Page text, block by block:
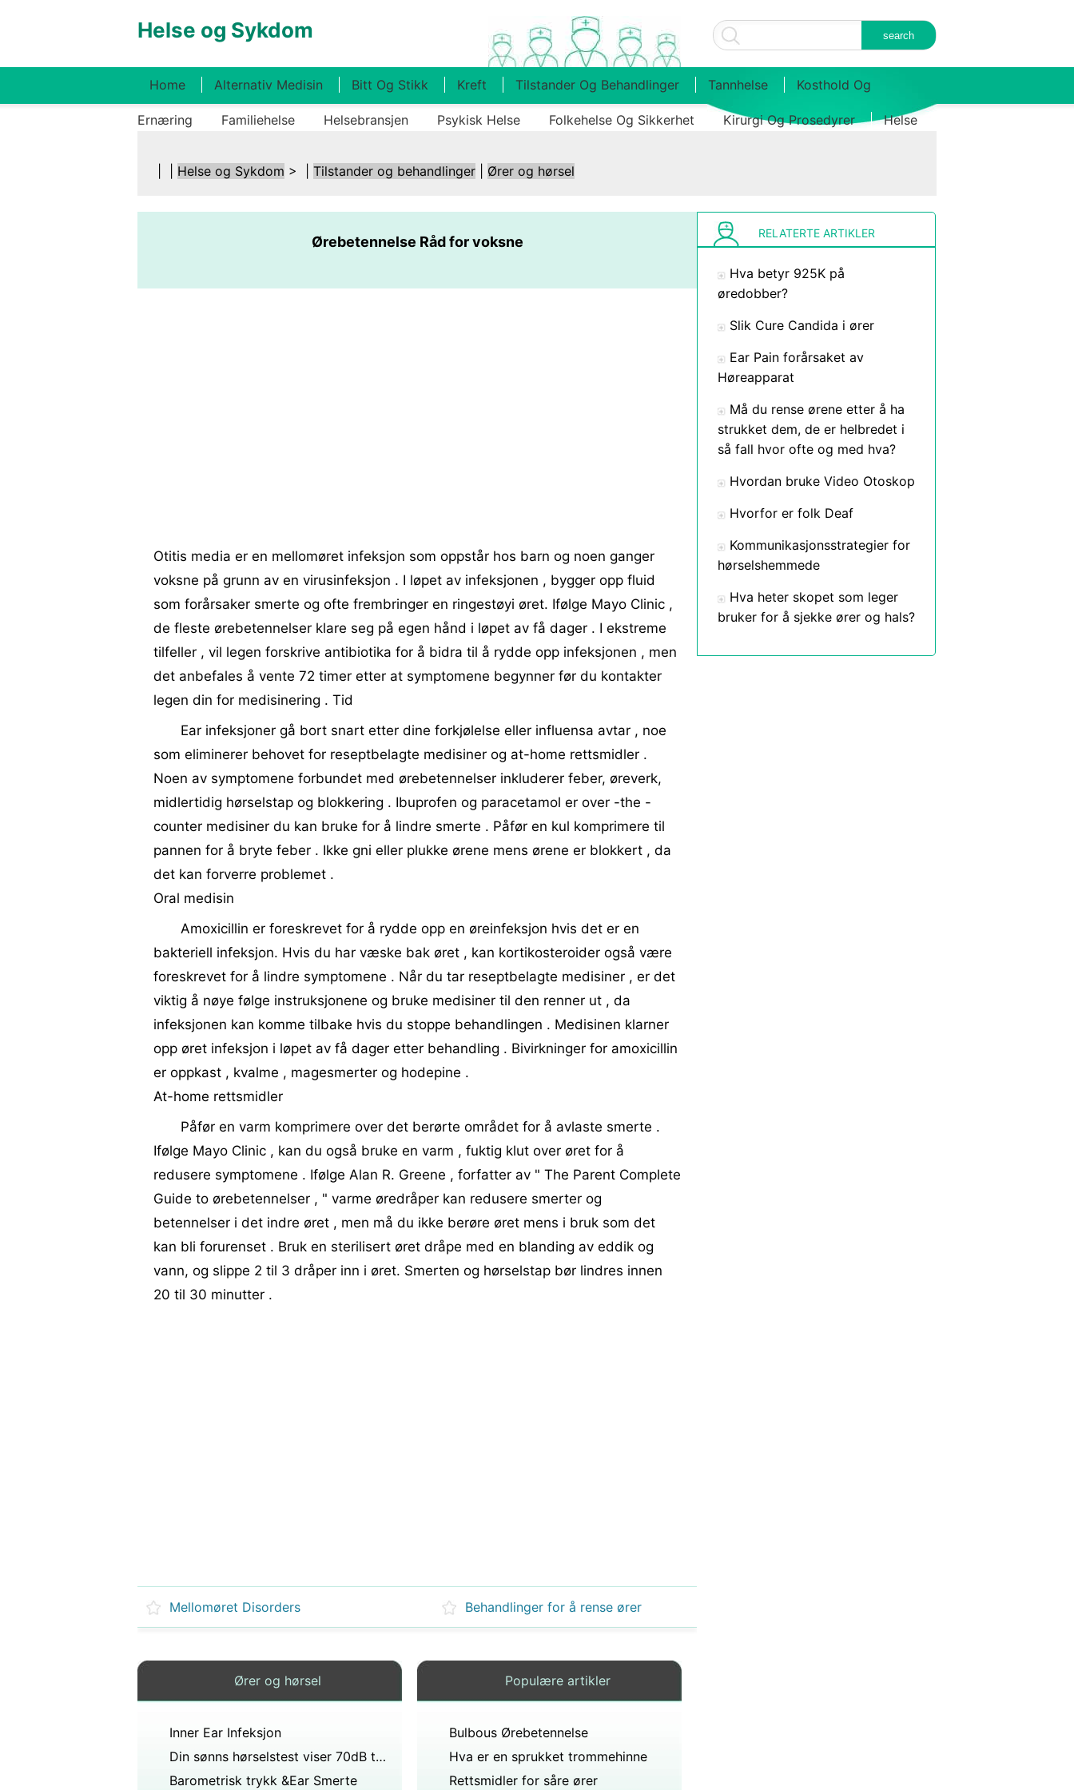
Helse og Sykdom
Home Alternativ Medisin Bitt Og Stikk Kreft Tilstander Og Behandlinger Tannhelse Kosthold Og
Ernæring Familiehelse Helsebransjen Psykisk Helse Folkehelse Og Sikkerhet Kirurgi Og Prosedyrer Helse
Helse og Sykdom > | Tilstander og behandlinger Ører og hørsel
Ørebetennelse Råd for voksne
Otitis media er en mellomøret infeksjon som oppstår hos barn og noen ganger
voksne på grunn av en virusinfeksjon . I løpet av infeksjonen , bygger opp fluid
som forårsaker smerte og ofte frembringer en ringestøyi øret. Ifølge Mayo Clinic ,
de fleste ørebetennelser klare seg på egen hånd i løpet av få dager . I ekstreme
tilfeller , vil legen forskrive antibiotika for å bidra til å rydde opp infeksjonen , men
det anbefales å vente 72 timer etter at symptomene begynner før du kontakter
legen din for medisinering . Tid
Ear infeksjoner gå bort snart etter dine forkjølelse eller influensa avtar , noe
som eliminerer behovet for reseptbelagte medisiner og at-home rettsmidler .
Noen av symptomene forbundet med ørebetennelser inkluderer feber, øreverk,
midlertidig hørselstap og blokkering . Ibuprofen og paracetamol er over -the -
counter medisiner du kan bruke for å lindre smerte . Påfør en kul komprimere til
pannen for å bryte feber . Ikke gni eller plukke ørene mens ørene er blokkert , da
det kan forverre problemet .
Oral medisin
Amoxicillin er foreskrevet for å rydde opp en øreinfeksjon hvis det er en
bakteriell infeksjon. Hvis du har væske bak øret , kan kortikosteroider også være
foreskrevet for å lindre symptomene . Når du tar reseptbelagte medisiner , er det
viktig å nøye følge instruksjonene og bruke medisiner til den renner ut , da
infeksjonen kan komme tilbake hvis du stoppe behandlingen . Medisinen klarner
opp øret infeksjon i løpet av få dager etter behandling . Bivirkninger for amoxicillin
er oppkast , kvalme , magesmerter og hodepine .
At-home rettsmidler
Påfør en varm komprimere over det berørte området for å avlaste smerte .
Ifølge Mayo Clinic , kan du også bruke en varm , fuktig klut over øret for å
redusere symptomene . Ifølge Alan R. Greene , forfatter av " The Parent Complete
Guide to ørebetennelser , " varme øredråper kan redusere smerter og
betennelser i det indre øret , men må du ikke berøre øret mens i bruk som det
kan bli forurenset . Bruk en sterilisert øret dråpe med en blanding av eddik og
vann, og slippe 2 til 3 dråper inn i øret. Smerten og hørselstap bør lindres innen
20 til 30 minutter .
Mellomøret Disorders Behandlinger for å rense ører
Ører og hørsel
Inner Ear Infeksjon
Din sønns hørselstest viser 70dB til 92dB hvor mye har han?
Barometrisk trykk &Ear Smerte
Populære artikler
Bulbous Ørebetennelse
Hva er en sprukket trommehinne
Rettsmidler for såre ører
RELATERTE ARTIKLER
Hva betyr 925K på
øredobber?
Slik Cure Candida i ører
Ear Pain forårsaket av
Høreapparat
Må du rense ørene etter å ha
strukket dem, de er helbredet i
så fall hvor ofte og med hva?
Hvordan bruke Video Otoskop
Hvorfor er folk Deaf
Kommunikasjonsstrategier for
hørselshemmede
Hva heter skopet som leger
bruker for å sjekke ører og hals?